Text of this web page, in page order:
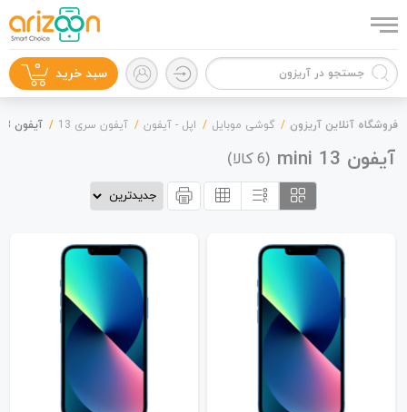
لوازم جانبی
سبد خرید 0
فروشگاه آنلاین آریزون گوشی موبایل اپل - آیفون آیفون سری 13 آیفون 13 mini
آیفون 13 mini (
6کالا)